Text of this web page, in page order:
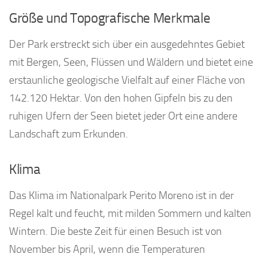
Größe und Topografische Merkmale
Der Park erstreckt sich über ein ausgedehntes Gebiet
mit Bergen, Seen, Flüssen und Wäldern und bietet eine
erstaunliche geologische Vielfalt auf einer Fläche von
142.120 Hektar. Von den hohen Gipfeln bis zu den
ruhigen Ufern der Seen bietet jeder Ort eine andere
Landschaft zum Erkunden.
Klima
Das Klima im Nationalpark Perito Moreno ist in der
Regel kalt und feucht, mit milden Sommern und kalten
Wintern. Die beste Zeit für einen Besuch ist von
November bis April, wenn die Temperaturen